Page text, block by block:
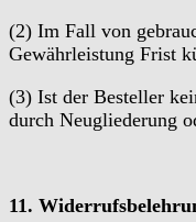
(2) Im Fall von
Gewährleistung Frist
(3) Ist der Besteller
durch Neugliederung
11.